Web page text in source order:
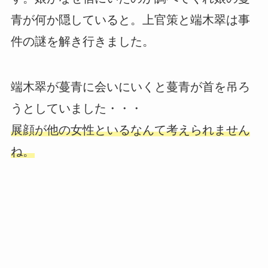
青が何か隠していると。上官策と端木翠は事
件の謎を解き行きました。
端木翠が蔓青に会いにいくと蔓青が首を吊ろ
うとしていました・・・
展顔が他の女性といるなんて考えられません
ね。